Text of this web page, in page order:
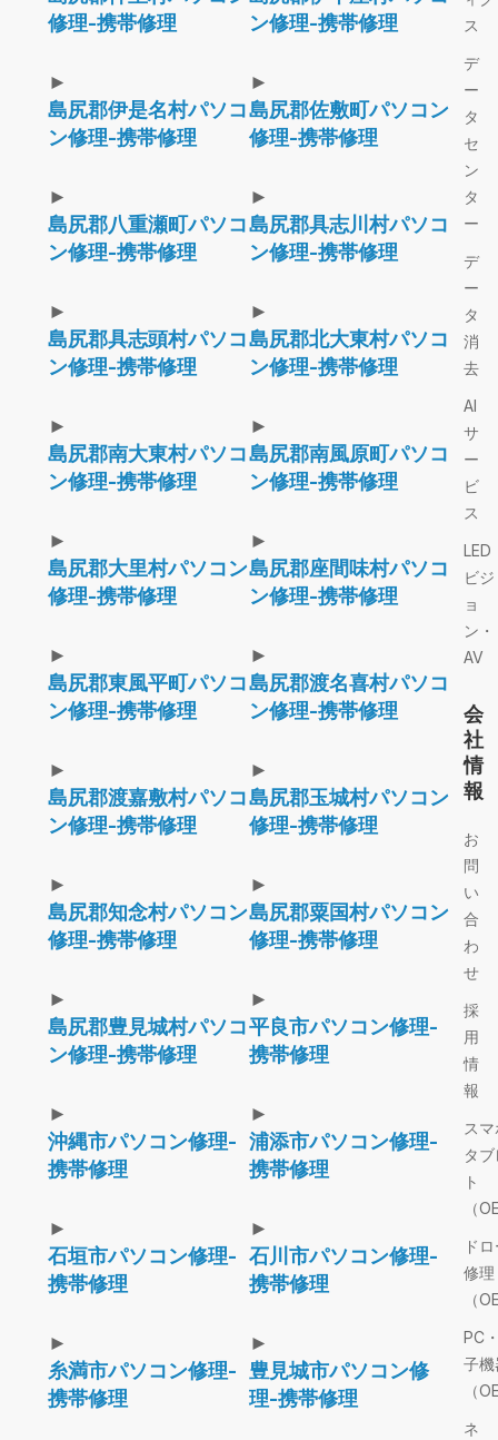
修理-携帯修理
ン修理-携帯修理
►
島尻郡伊是名村パソコ
ン修理-携帯修理
►
島尻郡佐敷町パソコン
修理-携帯修理
►
島尻郡八重瀬町パソコ
ン修理-携帯修理
►
島尻郡具志川村パソコ
ン修理-携帯修理
►
島尻郡具志頭村パソコ
ン修理-携帯修理
►
島尻郡北大東村パソコ
ン修理-携帯修理
►
島尻郡南大東村パソコ
ン修理-携帯修理
►
島尻郡南風原町パソコ
ン修理-携帯修理
►
島尻郡大里村パソコン
修理-携帯修理
►
島尻郡座間味村パソコ
ン修理-携帯修理
►
島尻郡東風平町パソコ
ン修理-携帯修理
►
島尻郡渡名喜村パソコ
ン修理-携帯修理
►
島尻郡渡嘉敷村パソコ
ン修理-携帯修理
►
島尻郡玉城村パソコン
修理-携帯修理
►
島尻郡知念村パソコン
修理-携帯修理
►
島尻郡粟国村パソコン
修理-携帯修理
►
島尻郡豊見城村パソコ
ン修理-携帯修理
►
平良市パソコン修理-
携帯修理
►
沖縄市パソコン修理-
携帯修理
►
浦添市パソコン修理-
携帯修理
►
石垣市パソコン修理-
携帯修理
►
石川市パソコン修理-
携帯修理
►
糸満市パソコン修理-
携帯修理
►
豊見城市パソコン修
理-携帯修理
ス
デ
ー
タ
セ
ン
タ
ー
デ
ー
タ
消
去
AI
サ
ー
ビ
ス
LED
ビジ
ョ
ン・
AV
会
社
情
報
お
問
い
合
わ
せ
採
用
情
報
ス
タ
ト
（
ド
修理
（
PC
子機
（
ネ